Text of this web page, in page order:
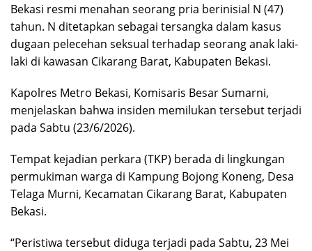
Bekasi resmi menahan seorang pria berinisial N (47)
tahun. N ditetapkan sebagai tersangka dalam kasus
dugaan pelecehan seksual terhadap seorang anak laki-
laki di kawasan Cikarang Barat, Kabupaten Bekasi.
Kapolres Metro Bekasi, Komisaris Besar Sumarni,
menjelaskan bahwa insiden memilukan tersebut terjadi
pada Sabtu (23/6/2026).
Tempat kejadian perkara (TKP) berada di lingkungan
permukiman warga di Kampung Bojong Koneng, Desa
Telaga Murni, Kecamatan Cikarang Barat, Kabupaten
Bekasi.
“Peristiwa tersebut diduga terjadi pada Sabtu, 23 Mei